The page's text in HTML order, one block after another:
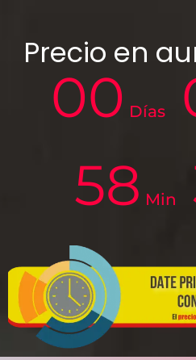
Precio en
00 Días
58 Min